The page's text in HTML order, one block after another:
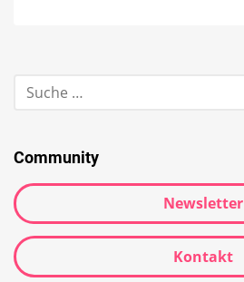
Community
Newsletter
Kontakt